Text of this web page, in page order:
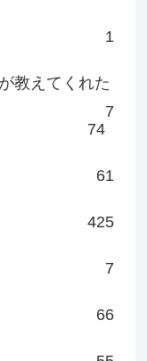
1
教えてくれた
7
74
61
425
7
66